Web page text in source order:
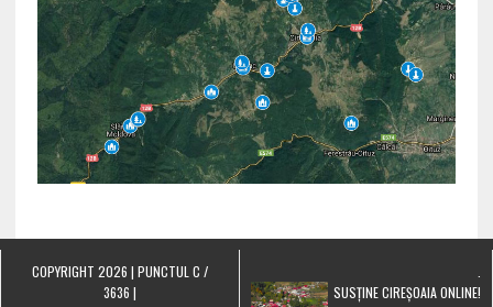
COPYRIGHT 2026 | PUNCTUL C /
3636 |
SUSȚINE CIREȘOAIA ONLINE!